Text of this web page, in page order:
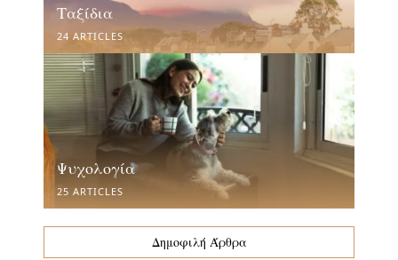
Ταξίδια
24 ARTICLES
Ψυχολογία
25 ARTICLES
Δημοφιλή Άρθρα